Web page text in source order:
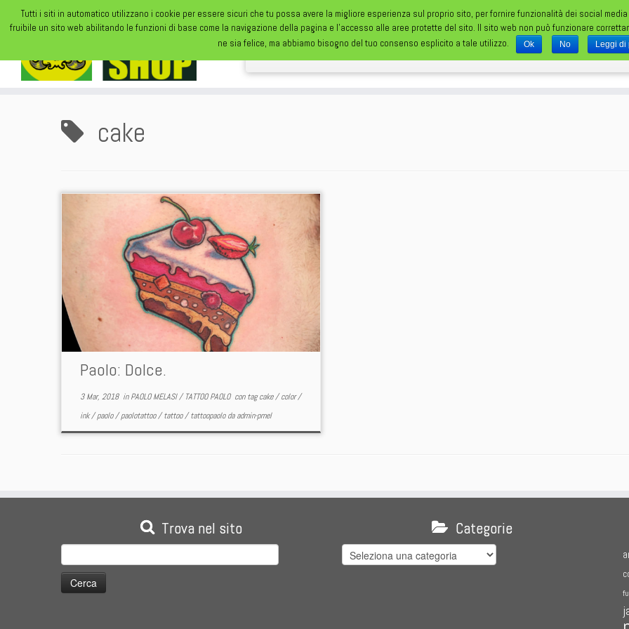
cake
Paolo: Dolce.
3 Mar, 2018inPAOLO MELASI/TATTOO PAOLO con tagcake/color/
ink/paolo/paolotattoo/tattoo/tattoopaolodaadmin-pmel
Trova nel sito
per:
Categorie
Categorie
Tutti i siti in automatico utilizzano i cookie per essere sicuri che tu possa avere la migliore esperienza sul proprio sito, per fornire funzionalità dei social
fruibile un sito web abilitando le funzioni di base come la navigazione della pagina e l'accesso alle aree protette del sito. Il sito web non può funzionare
ne sia felice, ma abbiamo bisogno del tuo consenso esplicito a tale utilizzo.
Ok No Leggi di